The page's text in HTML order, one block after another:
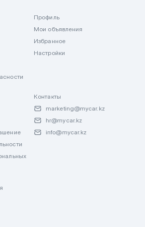
Профиль
Мои объявления
Избранное
Настройки
Контакты
marketing@mycar.kz
hr@mycar.kz
info@mycar.kz